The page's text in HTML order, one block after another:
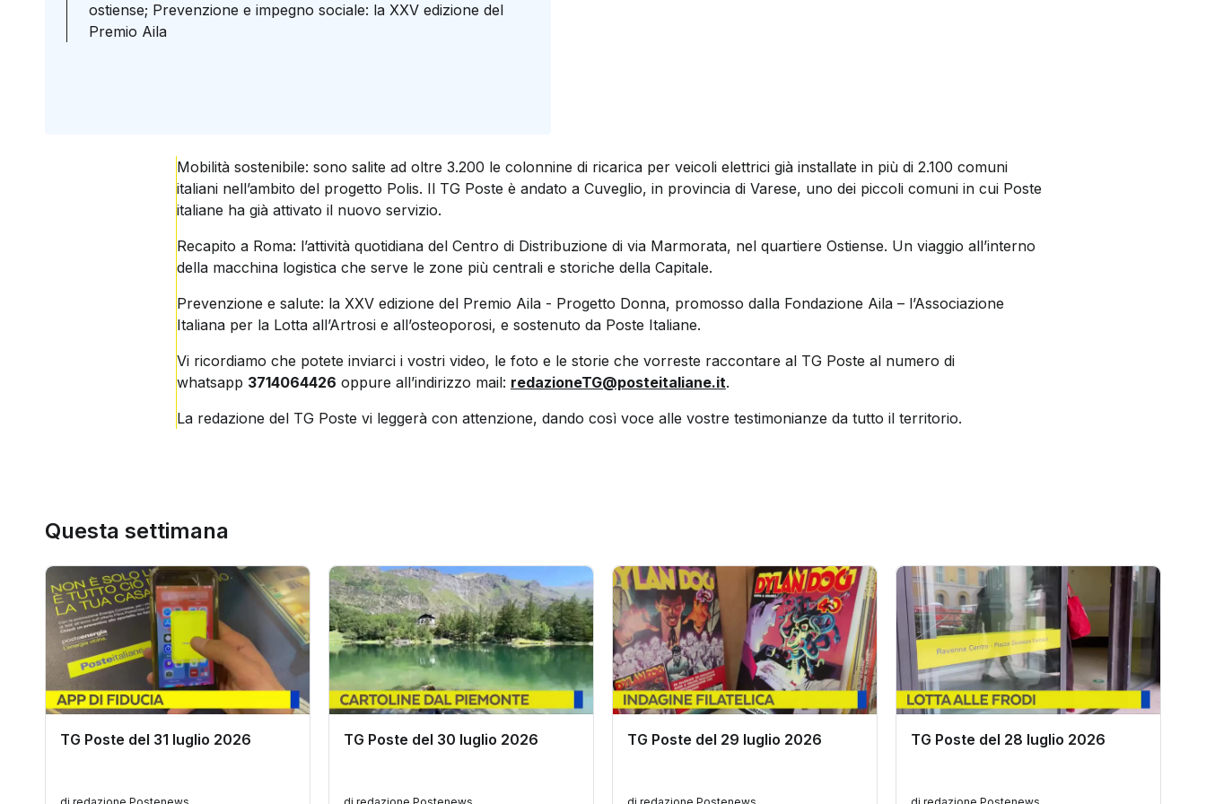
ostiense; Prevenzione e impegno sociale: la XXV edizione del
Premio Aila
Mobilità sostenibile: sono salite ad oltre 3.200 le colonnine di ricarica per veicoli elettrici già installate in più di 2.100 comuni
italiani nell’ambito del progetto Polis. Il TG Poste è andato a Cuveglio, in provincia di Varese, uno dei piccoli comuni in cui Poste
italiane ha già attivato il nuovo servizio.
Recapito a Roma: l’attività quotidiana del Centro di Distribuzione di via Marmorata, nel quartiere Ostiense. Un viaggio all’interno
della macchina logistica che serve le zone più centrali e storiche della Capitale.
Prevenzione e salute: la XXV edizione del Premio Aila - Progetto Donna, promosso dalla Fondazione Aila – l’Associazione
Italiana per la Lotta all’Artrosi e all’osteoporosi, e sostenuto da Poste Italiane.
Vi ricordiamo che potete inviarci i vostri video, le foto e le storie che vorreste raccontare al TG Poste al numero di
whatsapp 3714064426 oppure all’indirizzo mail: redazioneTG@posteitaliane.it.
La redazione del TG Poste vi leggerà con attenzione, dando così voce alle vostre testimonianze da tutto il territorio.
Questa settimana
TG Poste del 31 luglio 2026 TG Poste del 30 luglio 2026 TG Poste del 29 luglio 2026 TG Poste del 28 luglio 2026